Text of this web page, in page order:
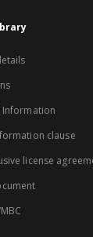
Information
clause
license